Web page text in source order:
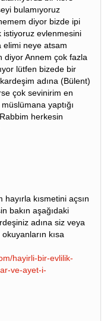
bulamıyoruz
diyor bizde ipi
istiyoruz evlenmesini
elimi neye atsam
diyor Annem çok fazla
lütfen bizede bir
adına (Bülent)
çok sevinirim en
yaptığı
herkesin
kısmetini açsın
bakın aşağıdaki
adına siz veya
kısa
hayirli-bir-evlilik-
ve-ayet-i-